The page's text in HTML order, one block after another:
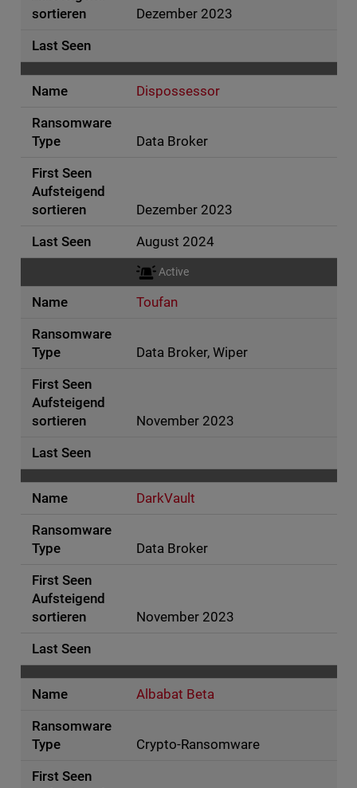
Dezember 2023
Dispossessor
Data Broker
Dezember 2023
August 2024
Active
Toufan
Data Broker, Wiper
November 2023
DarkVault
Data Broker
November 2023
Albabat Beta
Crypto-Ransomware